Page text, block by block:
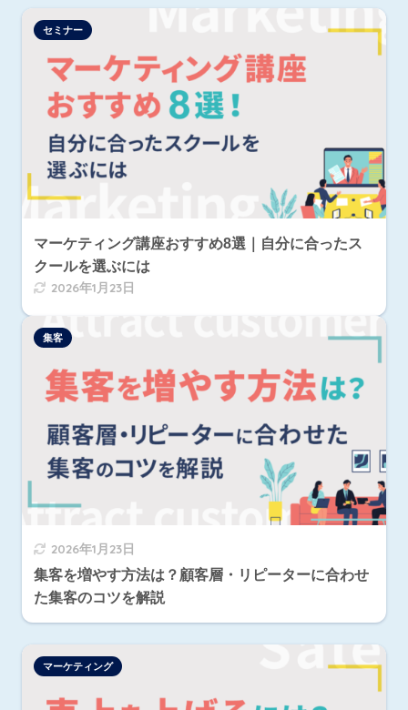
マーケティング講座おすすめ8選｜自分に合ったス
クールを選ぶには
2026年1月23日
セミナー
2026年1月23日
集客を増やす方法は？顧客層・リピーターに合わせ
た集客のコツを解説
集客
マーケティング